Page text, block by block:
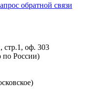
обратной связи
стр.1, оф. 303
по России)